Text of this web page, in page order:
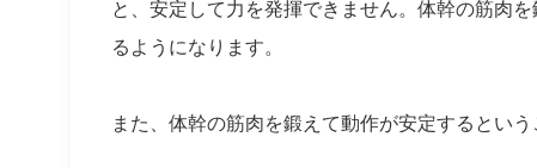
と、安定して力を発揮できません。体幹の筋肉
るようになります。
また、体幹の筋肉を鍛えて動作が安定するとい